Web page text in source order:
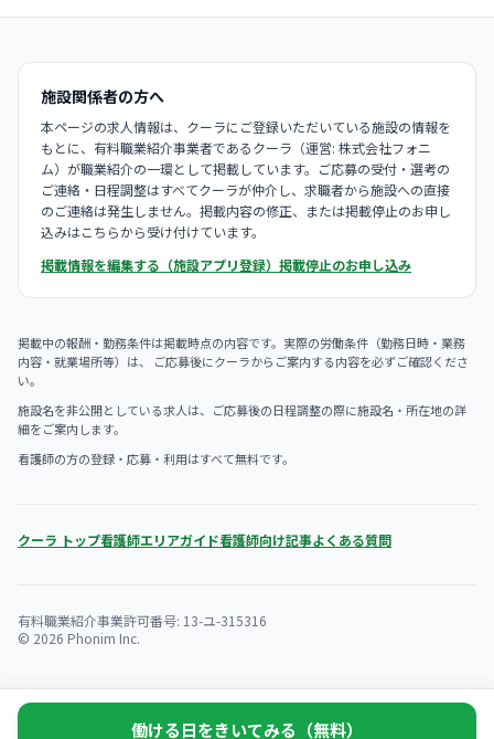
施設関係者の方へ
本ページの求人情報は、クーラにご登録いただいている施設の情報を
もとに、有料職業紹介事業者であるクーラ（運営: 株式会社フォニ
ム）が職業紹介の一環として掲載しています。ご応募の受付・選考の
ご連絡・日程調整はすべてクーラが仲介し、求職者から施設への直接
のご連絡は発生しません。掲載内容の修正、または掲載停止のお申し
込みはこちらから受け付けています。
掲載情報を編集する（施設アプリ登録） 掲載停止のお申し込み
掲載中の報酬・勤務条件は掲載時点の内容です。実際の労働条件（勤務日時・業務
内容・就業場所等）は、 ご応募後にクーラからご案内する内容を必ずご確認くださ
い。
施設名を非公開としている求人は、ご応募後の日程調整の際に施設名・所在地の詳
細をご案内します。
看護師の方の登録・応募・利用はすべて無料です。
クーラ トップ看護師エリアガイド看護師向け記事よくある質問
有料職業紹介事業許可番号: 13-ユ-315316
© 2026 Phonim Inc.
働ける日をきいてみる（無料）